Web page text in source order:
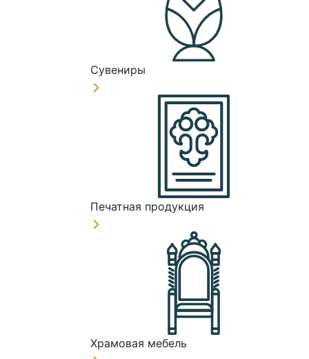
Сувениры
Печатная продукция
Храмовая мебель